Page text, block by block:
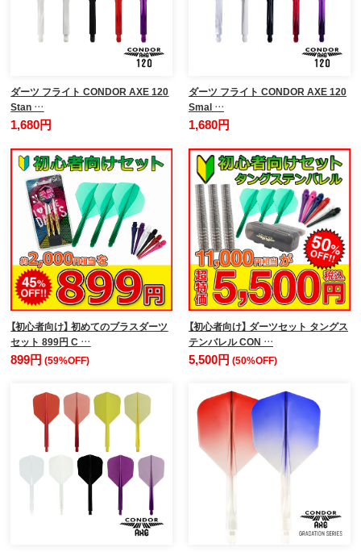
ダーツ フライト CONDOR AXE 120
Stan …
1,680円
ダーツ フライト CONDOR AXE 120
Smal …
1,680円
【初心者向け】 初めてのブラスダーツ
セット 899円 C …
899円(59%OFF)
【初心者向け】 ダーツセット タングス
テンバレル CON …
5,500円 (50%OFF)